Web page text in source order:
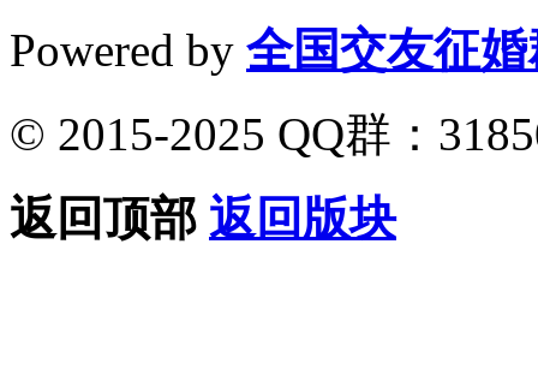
Powered by 全国交友征婚
© 2015-2025 QQ群：
返回顶部 返回版块